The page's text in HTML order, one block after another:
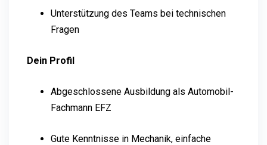
Unterstützung des Teams bei technischen
Fragen
Dein Profil
Abgeschlossene Ausbildung als Automobil-
Fachmann EFZ
Gute Kenntnisse in Mechanik, einfache